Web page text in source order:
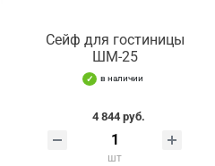
Сейф для гостиницы
ШМ-25
в наличии
4 844 руб.
шт